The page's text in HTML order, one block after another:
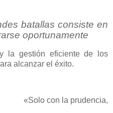
batallas consiste en
oportunamente
la gestión eficiente de los
alcanzar el éxito.
«Solo con la prudencia,